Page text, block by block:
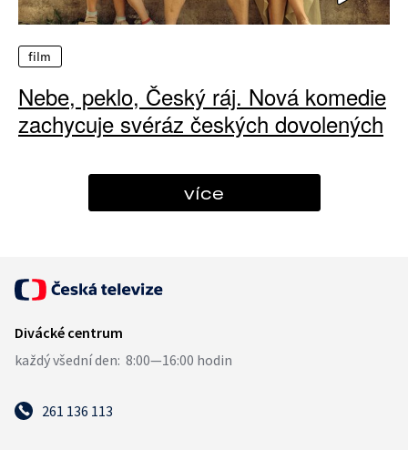
film
Nebe, peklo, Český ráj. Nová komedie
zachycuje svéráz českých dovolených
více
261 136 113